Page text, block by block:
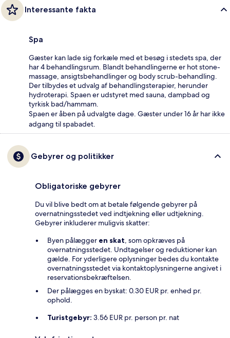
Interessante fakta
Spa
Gæster kan lade sig forkæle med et besøg i stedets spa, der
har 4 behandlingsrum. Blandt behandlingerne er hot stone-
massage, ansigtsbehandlinger og body scrub-behandling.
Der tilbydes et udvalg af behandlingsterapier, herunder
hydroterapi. Spaen er udstyret med sauna, dampbad og
tyrkisk bad/hammam.
Spaen er åben på udvalgte dage. Gæster under 16 år har ikke
adgang til spabadet.
Gebyrer og politikker
Obligatoriske gebyrer
Du vil blive bedt om at betale følgende gebyrer på
overnatningsstedet ved indtjekning eller udtjekning.
Gebyrer inkluderer muligvis skatter:
Byen pålægger en skat, som opkræves på
overnatningsstedet. Undtagelser og reduktioner kan
gælde. For yderligere oplysninger bedes du kontakte
overnatningsstedet via kontaktoplysningerne angivet i
reservationsbekræftelsen.
Der pålægges en byskat: 0.30 EUR pr. enhed pr.
ophold.
Turistgebyr: 3.56 EUR pr. person pr. nat